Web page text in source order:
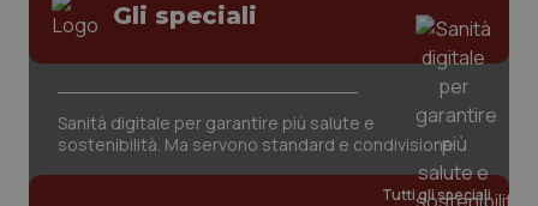
Gli speciali
Sanità digitale per garantire più salute e
sostenibilità. Ma servono standard e condivisione
Tutti gli speciali